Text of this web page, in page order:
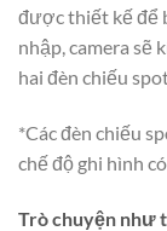
được thiết kế để
nhập, camera sẽ
hai đèn chiếu
*Các đèn chiếu
chế độ ghi hình
Trò chuyện như